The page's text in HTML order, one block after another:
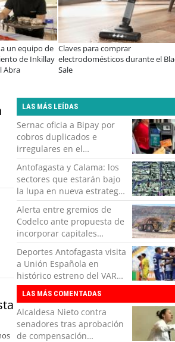
Claves para comprar
electrodomésticos durante el Black
Sale
LAS MÁS LEÍDAS
Sernac oficia a Bipay por
cobros duplicados e
irregulares en el
transporte público de
Antofagasta
Antofagasta y Calama: los
sectores que estarán bajo
la lupa en nueva estrategia
contra el crimen
organizado
Alerta entre gremios de
Codelco ante propuesta de
incorporar capitales
privados
Deportes Antofagasta visita
a Unión Española en
histórico estreno del VAR
en la Liga de Ascenso
LAS MÁS COMENTADAS
Alcaldesa Nieto contra
senadores tras aprobación
de compensación